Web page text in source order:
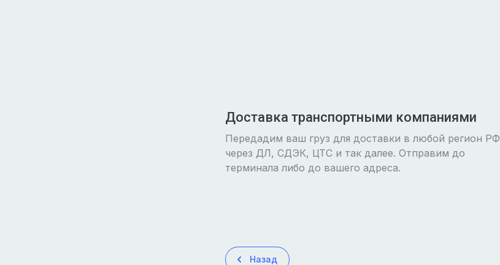
Доставка транспортными компаниями
Передадим ваш груз для доставки в любой регион РФ
через ДЛ, СДЭК, ЦТС и так далее. Отправим до
терминала либо до вашего адреса.
Назад